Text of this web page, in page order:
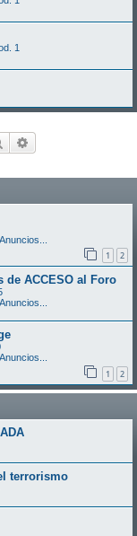
1
Buscar
1 2
de ACCESO al Foro
1 2
terrorismo